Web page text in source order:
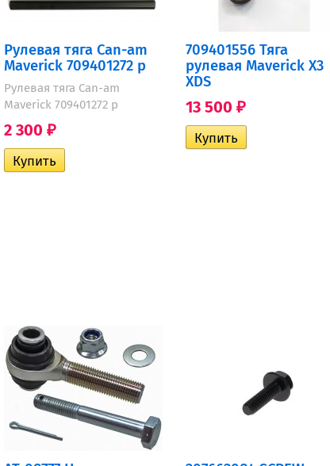
Рулевая тяга Can-am
Maverick 709401272 р
Рулевая тяга Can-am
Maverick 709401272 р
2 300 ₽
709401556 Тяга
рулевая Maverick X3
XDS
13 500 ₽